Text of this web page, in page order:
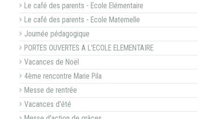
Le café des parents - Ecole Elémentaire
Le café des parents - Ecole Maternelle
Journée pédagogique
PORTES OUVERTES A L'ECOLE ELEMENTAIRE
Vacances de Noël
4ème rencontre Marie Pila
Messe de rentrée
Vacances d'été